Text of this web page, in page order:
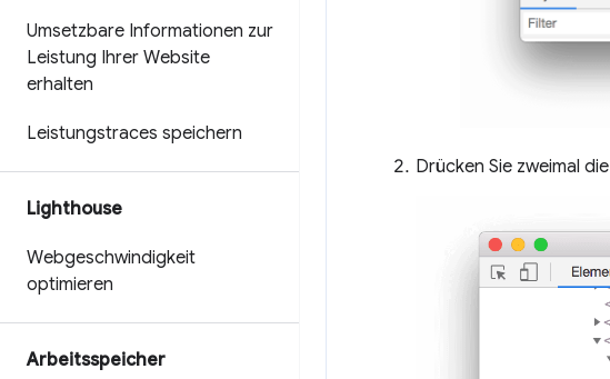
Umsetzbare Informationen zur
Leistung Ihrer Website
erhalten
Leistungstraces speichern
Lighthouse
Webgeschwindigkeit
optimieren
Arbeitsspeicher
Drücken Sie zweimal die